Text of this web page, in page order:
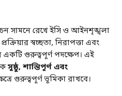
সামনে রেখে ইসি ও আইনশৃঙ্খলা
স্বচ্ছতা, নিরাপত্তা এবং
একটি গুরুত্বপূর্ণ পদক্ষেপ। এই
সুষ্ঠু, শান্তিপূর্ণ এবং
গুরুত্বপূর্ণ ভূমিকা রাখবে।